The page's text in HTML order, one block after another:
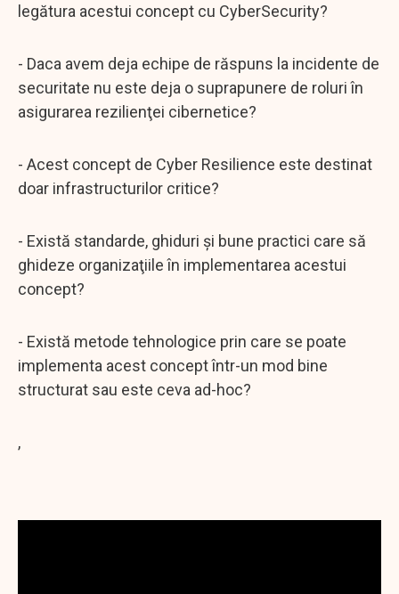
legătura acestui concept cu CyberSecurity?
- Daca avem deja echipe de răspuns la incidente de
securitate nu este deja o suprapunere de roluri în
asigurarea rezilienţei cibernetice?
- Acest concept de Cyber Resilience este destinat
doar infrastructurilor critice?
- Există standarde, ghiduri şi bune practici care să
ghideze organizaţiile în implementarea acestui
concept?
- Există metode tehnologice prin care se poate
implementa acest concept într-un mod bine
structurat sau este ceva ad-hoc?
,